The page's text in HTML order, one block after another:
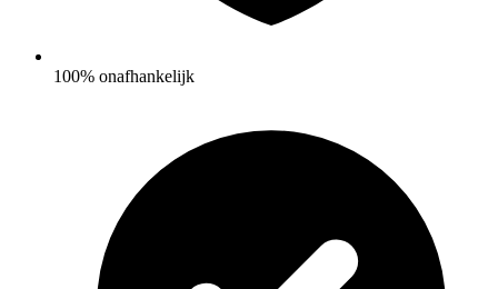
100% onafhankelijk